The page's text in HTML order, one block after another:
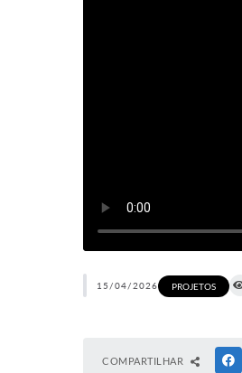
15/04/2026 PROJETOS
COMPARTILHAR